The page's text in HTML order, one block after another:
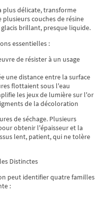
plus délicate, transforme
couches de résine
brillant, presque liquide.
essentielles :
de résister à un usage
une distance entre la surface
flottaient sous l'eau
les jeux de lumière sur l'or
de la décoloration
de séchage. Plusieurs
obtenir l'épaisseur et la
lent, patient, qui ne tolère
Distinctes
peut identifier quatre familles
: